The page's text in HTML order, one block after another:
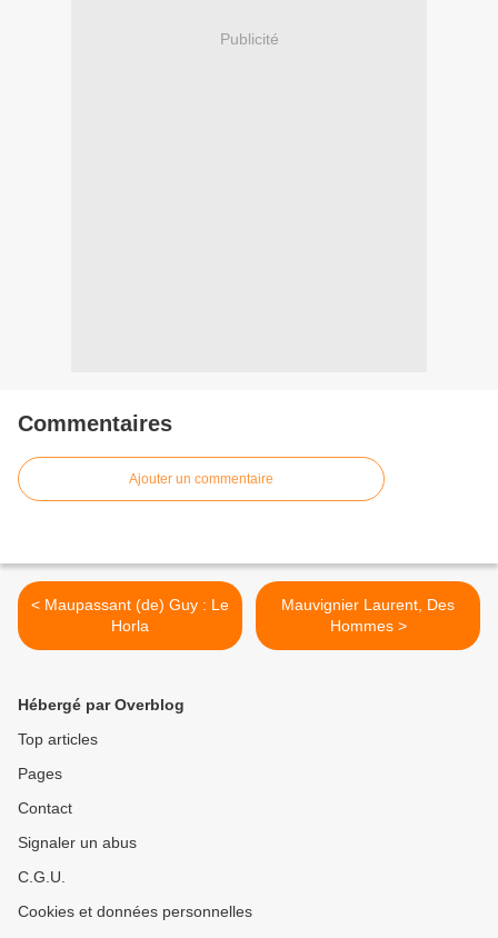
Publicité
Commentaires
Ajouter un commentaire
< Maupassant (de) Guy : Le
Horla
Mauvignier Laurent, Des
Hommes >
Hébergé par Overblog
Top articles
Pages
Contact
Signaler un abus
C.G.U.
Cookies et données personnelles